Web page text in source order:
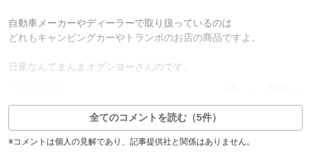
自動車メーカーやディーラーで取り扱っているのは
どれもキャンピングカーやトランポのお店の商品ですよ。
日産なんてまんまオグシヨーさんのです。
全てのコメントを読む（5件）
※コメントは個人の見解であり、記事提供社と関係はありません。